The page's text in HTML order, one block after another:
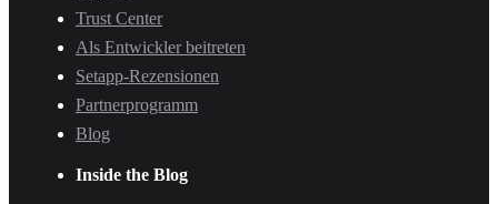
Trust Center
Als Entwickler beitreten
Setapp-Rezensionen
Partnerprogramm
Blog
Inside the Blog